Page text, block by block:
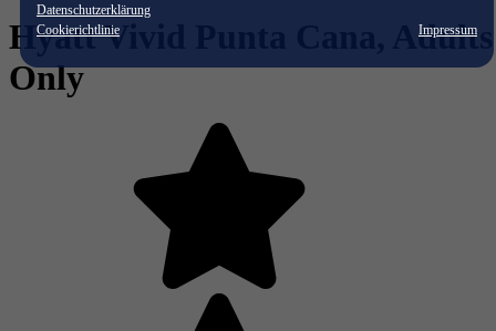
Datenschutzerklärung
Cookierichtlinie
Impressum
Hyatt Vivid Punta Cana, Adults
Only